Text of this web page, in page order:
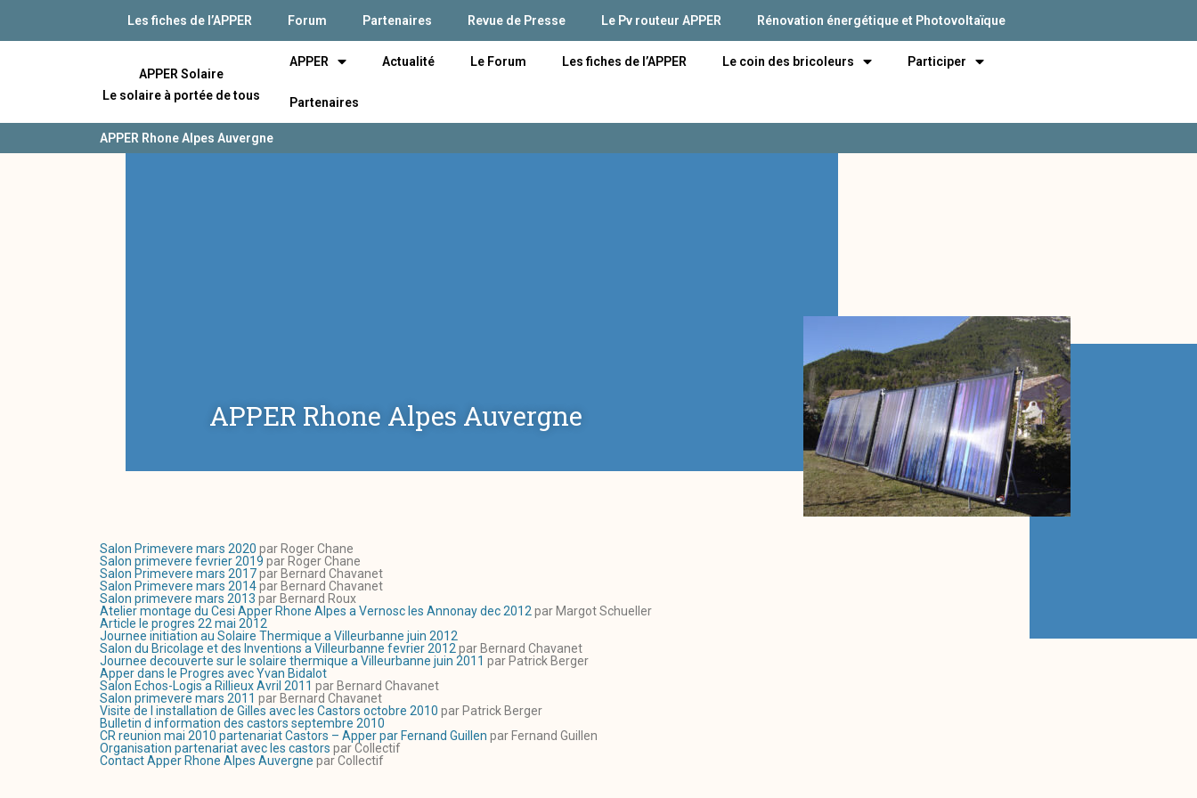
Les fiches de l’APPER Forum Partenaires Revue de Presse Le Pv routeur APPER Rénovation énergétique et Photovoltaïque
APPER Solaire
Le solaire à portée de tous
APPER Actualité Le Forum Les fiches de l’APPER Le coin des bricoleurs Participer
Partenaires
APPER Rhone Alpes Auvergne
APPER Rhone Alpes Auvergne
Salon Primevere mars 2020 par Roger Chane
Salon primevere fevrier 2019 par Roger Chane
Salon Primevere mars 2017par Bernard Chavanet
Salon Primevere mars 2014par Bernard Chavanet
Salon primevere mars 2013 par Bernard Roux
Atelier montage du Cesi Apper Rhone Alpes a Vernosc les Annonay dec 2012 par Margot Schueller
Article le progres 22 mai 2012
Journee initiation au Solaire Thermique a Villeurbanne juin 2012
Salon du Bricolage et des Inventions a Villeurbanne fevrier 2012 par Bernard Chavanet
Journee decouverte sur le solaire thermique a Villeurbanne juin 2011 par Patrick Berger
Apper dans le Progres avec Yvan Bidalot
Salon Echos-Logis a Rillieux Avril 2011 par Bernard Chavanet
Salon primevere mars 2011 par Bernard Chavanet
Visite de l installation de Gilles avec les Castors octobre 2010 par Patrick Berger
Bulletin d information des castors septembre 2010
CR reunion mai 2010 partenariat Castors – Apper par Fernand Guillen par Fernand Guillen
Organisation partenariat avec les castors par Collectif
Contact Apper Rhone Alpes Auvergne par Collectif